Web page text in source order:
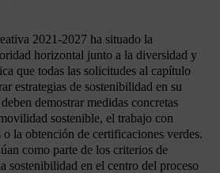
2021-2027 ha situado la
horizontal junto a la diversidad y
que todas las solicitudes al capítulo
estrategias de sostenibilidad en su
demostrar medidas concretas
sostenible, el trabajo con
o la obtención de certificaciones verdes.
como parte de los criterios de
sostenibilidad en el centro del proceso